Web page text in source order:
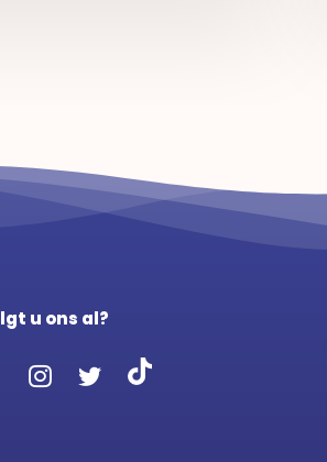
u ons al?